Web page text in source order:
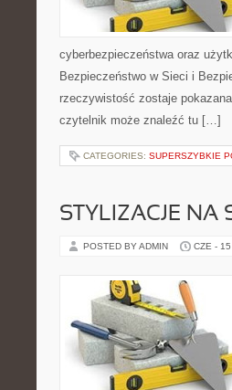
cyberbezpieczeństwa oraz
Bezpieczeństwo w Sieci i
rzeczywistość zostaje
czytelnik może znaleźć tu […]
CATEGORIES: SUPERSZYBKIE
STYLIZACJE NA
POSTED BY ADMIN CZE -